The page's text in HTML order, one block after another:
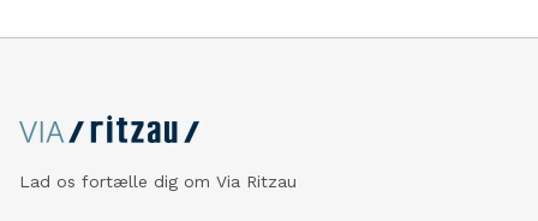
Lad os fortælle dig om Via Ritzau